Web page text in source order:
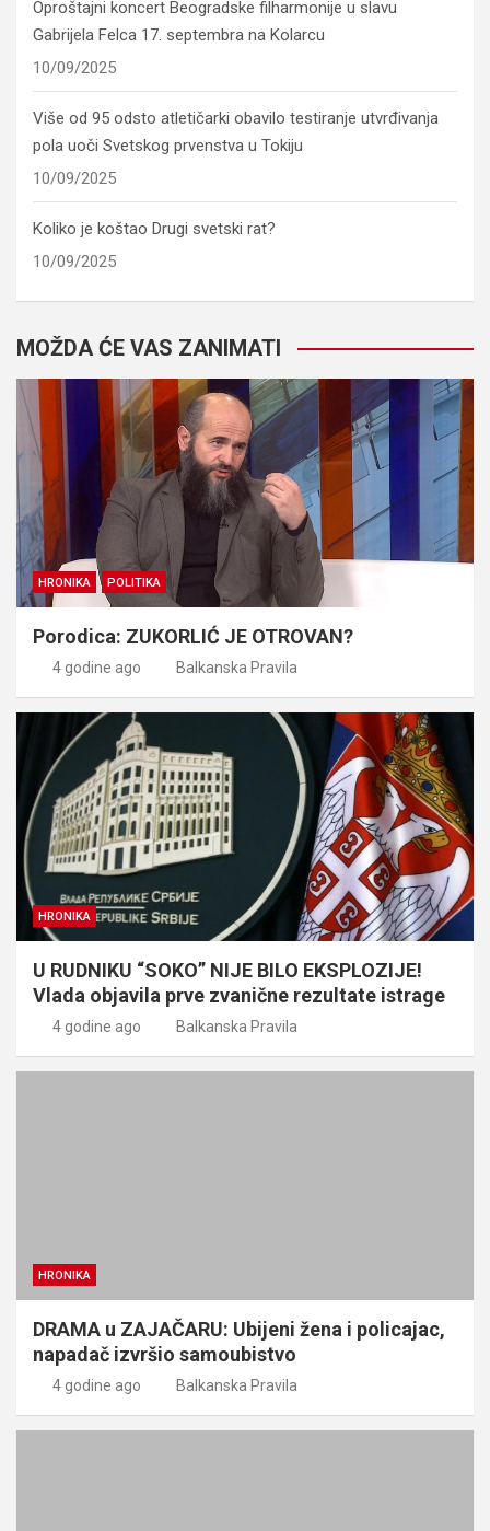
Oproštajni koncert Beogradske filharmonije u slavu
Gabrijela Felca 17. septembra na Kolarcu
10/09/2025
Više od 95 odsto atletičarki obavilo testiranje utvrđivanja
pola uoči Svetskog prvenstva u Tokiju
10/09/2025
Koliko je koštao Drugi svetski rat?
10/09/2025
MOŽDA ĆE VAS ZANIMATI
HRONIKA POLITIKA
Porodica: ZUKORLIĆ JE OTROVAN?
4 godine ago Balkanska Pravila
HRONIKA
U RUDNIKU “SOKO” NIJE BILO EKSPLOZIJE!
Vlada objavila prve zvanične rezultate istrage
4 godine ago Balkanska Pravila
HRONIKA
DRAMA u ZAJAČARU: Ubijeni žena i policajac,
napadač izvršio samoubistvo
4 godine ago Balkanska Pravila